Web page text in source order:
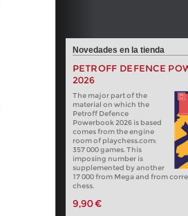
Novedades en la tienda
PETROFF DEFENCE
2026
The major part of the
material on which the
Petroff Defence
Powerbook 2026 is based
comes from the engine
room of playchess.com:
357 000 games. This
imposing number is
supplemented by another
17 000 from Mega and from
chess.
9,90 €